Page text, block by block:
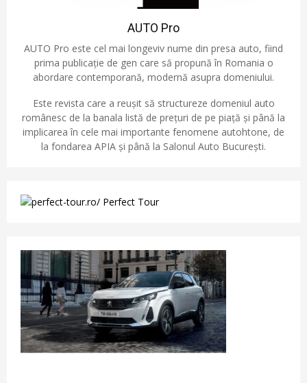
AUTO Pro
AUTO Pro este cel mai longeviv nume din presa auto, fiind
prima publicație de gen care să propună în Romania o
abordare contemporană, modernă asupra domeniului.
Este revista care a reușit să structureze domeniul auto
românesc de la banala listă de prețuri de pe piață și până la
implicarea în cele mai importante fenomene autohtone, de
la fondarea APIA și până la Salonul Auto București.